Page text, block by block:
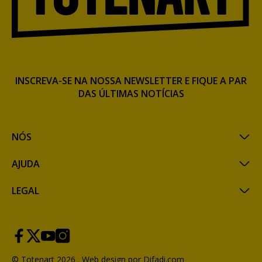
NÓS
AJUDA
LEGAL
INSCREVA-SE NA NOSSA NEWSLETTER E FIQUE A PAR
DAS ÚLTIMAS NOTÍCIAS
© Totenart 2026 . Web design por Difadi.com